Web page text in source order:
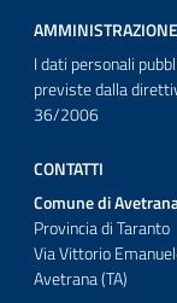
I dati personali
previste dalla
36/2006
CONTATTI
Comune di
Provincia di Taranto
Via Vittorio
Avetrana (TA)